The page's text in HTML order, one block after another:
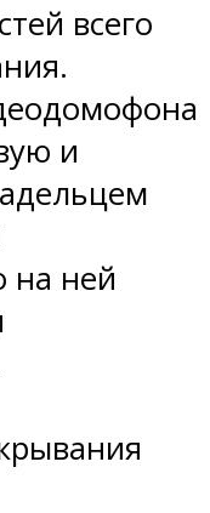
всего
и
на ней